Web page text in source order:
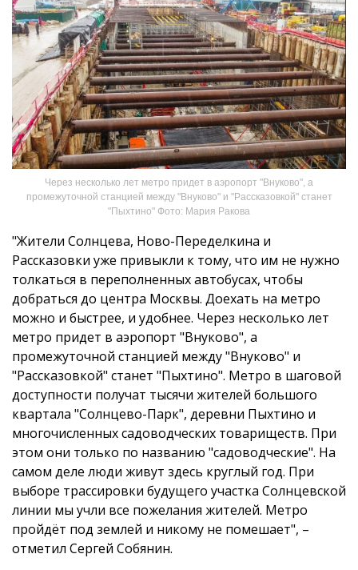
Через несколько лет метро придет в аэропорт "Внуково", а
промежуточной станцией между "Внуково" и "Рассказовкой" станет
"Пыхтино" Фото: Мария Ракова
"Жители Солнцева, Ново-Переделкина и
Рассказовки уже привыкли к тому, что им не нужно
толкаться в переполненных автобусах, чтобы
добраться до центра Москвы. Доехать на метро
можно и быстрее, и удобнее. Через несколько лет
метро придет в аэропорт "Внуково", а
промежуточной станцией между "Внуково" и
"Рассказовкой" станет "Пыхтино". Метро в шаговой
доступности получат тысячи жителей большого
квартала "Солнцево-Парк", деревни Пыхтино и
многочисленных садоводческих товариществ. При
этом они только по названию "садоводческие". На
самом деле люди живут здесь круглый год. При
выборе трассировки будущего участка Солнцевской
линии мы учли все пожелания жителей. Метро
пройдёт под землей и никому не помешает", –
отметил Сергей Собянин.